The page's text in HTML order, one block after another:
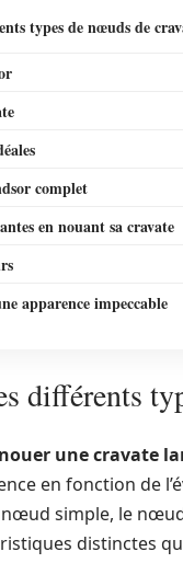
types de nœuds de
complet
en nouant sa cravate
apparence impeccable
différents
nouer une cravate
en fonction de
simple, le
distinctes